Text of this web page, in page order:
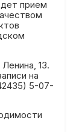
прием
13.
на
5-07-